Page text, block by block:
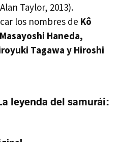
Taylor, 2013).
los nombres de Kô
Haneda,
Tagawa y Hiroshi
leyenda del samurái: